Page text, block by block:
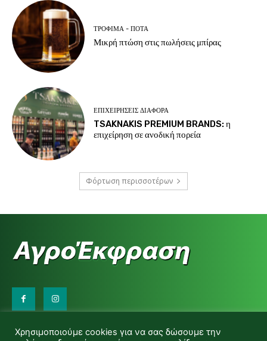
ΤΡΌΦΙΜΑ - ΠΟΤΆ
Μικρή πτώση στις πωλήσεις μπίρας
ΕΠΙΧΕΙΡΉΣΕΙΣ ΔΙΆΦΟΡΑ
TSAKNAKIS PREMIUM BRANDS: η
επιχείρηση σε ανοδική πορεία
Φόρτωση περισσοτέρων
d.makas@yahoo.gr
Χρησιμοποιούμε cookies για να σας δώσουμε την